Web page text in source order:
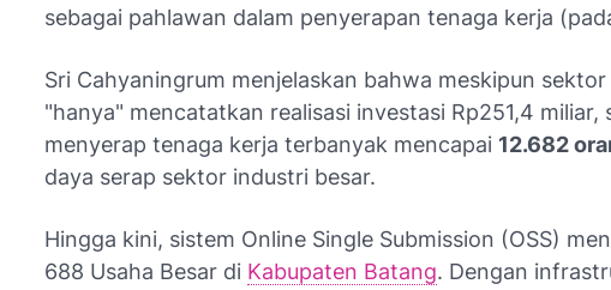
sebagai pahlawan dalam penyerapan tenaga kerja
Sri Cahyaningrum menjelaskan bahwa meskipun
"hanya" mencatatkan realisasi investasi Rp251,4 miliar,
menyerap tenaga kerja terbanyak mencapai 12.682
daya serap sektor industri besar.
Hingga kini, sistem Online Single Submission (OSS)
688 Usaha Besar di Kabupaten Batang. Dengan